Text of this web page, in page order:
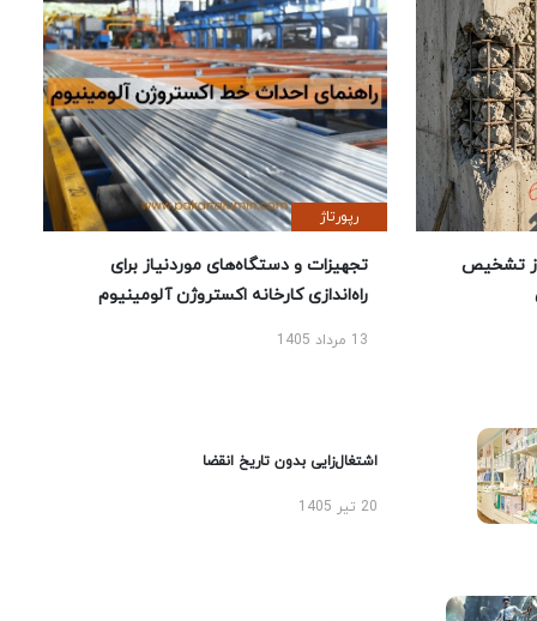
تشخیص
رپورتاژ
تجهیزات و دستگاه‌های موردنیاز برای
راه‌اندازی کارخانه اکستروژن آلومینیوم
13 مرداد 1405
اشتغال‌زایی بدون تاریخ انقضا
20 تیر 1405